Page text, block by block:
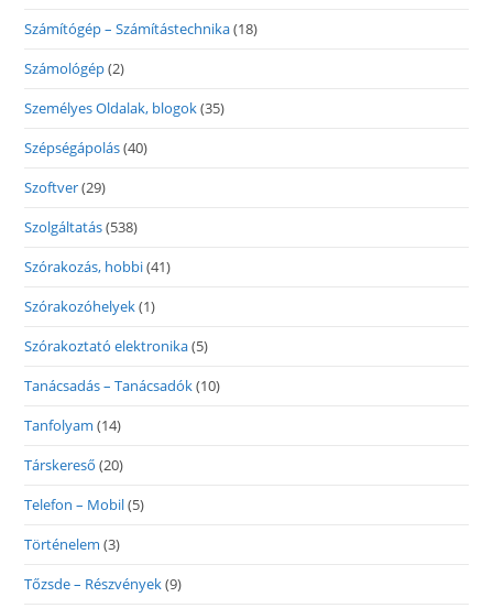
Számítógép – Számítástechnika(18)
Számológép(2)
Személyes Oldalak, blogok(35)
Szépségápolás(40)
Szoftver(29)
Szolgáltatás(538)
Szórakozás, hobbi(41)
Szórakozóhelyek(1)
Szórakoztató elektronika(5)
Tanácsadás – Tanácsadók(10)
Tanfolyam (14)
Társkereső (20)
Telefon – Mobil(5)
Történelem (3)
Tőzsde – Részvények(9)